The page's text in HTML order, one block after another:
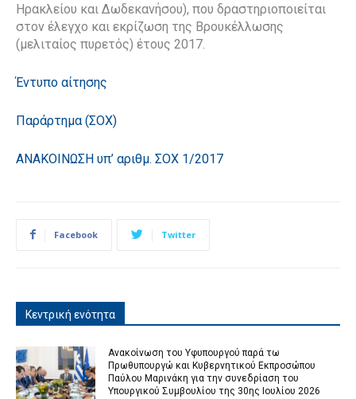
Ηρακλείου και Δωδεκανήσου), που δραστηριοποιείται
στον έλεγχο και εκρίζωση της Βρουκέλλωσης
(μελιταίος πυρετός) έτους 2017.
Έντυπο αίτησης
Παράρτημα (ΣΟΧ)
ΑΝΑΚΟΙΝΩΣΗ υπ’ αριθμ. ΣΟΧ 1/2017
Facebook Twitter
Κεντρική ενότητα
Ανακοίνωση του Υφυπουργού παρά τω
Πρωθυπουργώ και Κυβερνητικού Εκπροσώπου
Παύλου Μαρινάκη για την συνεδρίαση του
Υπουργικού Συμβουλίου της 30ης Ιουλίου 2026